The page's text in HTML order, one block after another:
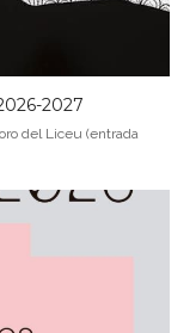
2027
del Liceu (entrada